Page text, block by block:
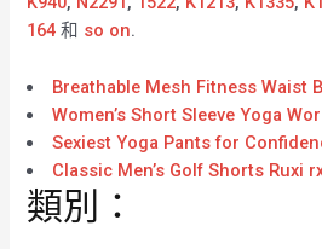
164 和 so on.
Breathable Mesh Fitness Waist
Women’s Short Sleeve Yoga
Sexiest Yoga Pants for
Classic Men’s Golf Shorts Ruxi
類別：